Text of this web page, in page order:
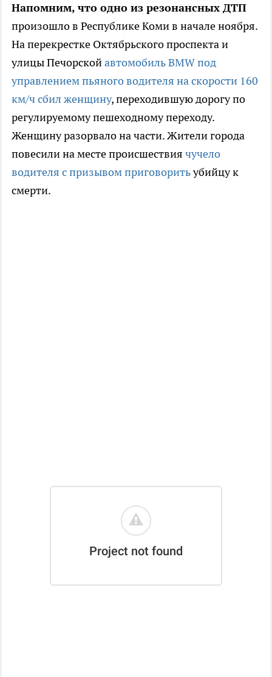
Напомним, что одно из резонансных ДТП
произошло в Республике Коми в начале ноября.
На перекрестке Октябрьского проспекта и
улицы Печорскойавтомобиль BMW под
управлением пьяного водителя на скорости 160
км/ч сбил женщину, переходившую дорогу по
регулируемому пешеходному переходу.
Женщину разорвало на части. Жители города
повесили на месте происшествия чучело
водителя с призывом приговоритьубийцу к
смерти.